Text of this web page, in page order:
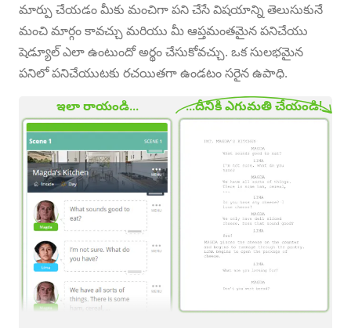
మార్పు చేయడం మీకు మంచిగా పని చేసే విషయాన్ని తెలుసుకునే
మంచి మార్గం కావచ్చు మరియు మీ ఆప్తమంతమైన పనిచేయు
షెడ్యూల్ ఎలా ఉంటుందో అర్థం చేసుకోవచ్చు. ఒక సులభమైన
పనిలో పనిచేయుటకు రచయితగా ఉండటం సరైన ఉపాధి.
ఇలా రాయండి... ...దీనికి ఎగుమతి చేయండి!